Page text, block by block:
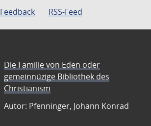
Feedback
RSS-Feed
Die Familie von Eden oder
gemeinnüzige Bibliothek des
Christianism
Autor: Pfenninger, Johann Konrad